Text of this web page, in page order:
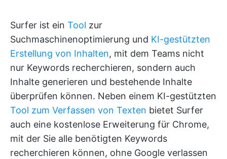
Surfer ist ein Tool zur
Suchmaschinenoptimierung und KI-gestützten
Erstellung von Inhalten, mit dem Teams nicht
nur Keywords recherchieren, sondern auch
Inhalte generieren und bestehende Inhalte
überprüfen können. Neben einem KI-gestützten
Tool zum Verfassen von Texten bietet Surfer
auch eine kostenlose Erweiterung für Chrome,
mit der Sie alle benötigten Keywords
recherchieren können, ohne Google verlassen